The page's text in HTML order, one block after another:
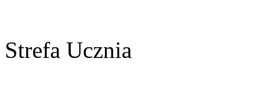
Strefa Ucznia